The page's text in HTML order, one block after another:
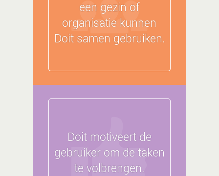
een gezin of
organisatie kunnen
Doit samen gebruiken.
Doit motiveert de
gebruiker om de taken
te volbrengen.